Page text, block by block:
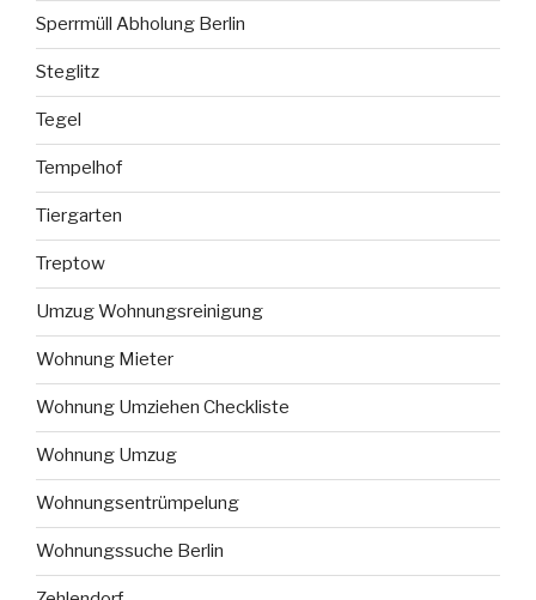
Sperrmüll Abholung Berlin
Steglitz
Tegel
Tempelhof
Tiergarten
Treptow
Umzug Wohnungsreinigung
Wohnung Mieter
Wohnung Umziehen Checkliste
Wohnung Umzug
Wohnungsentrümpelung
Wohnungssuche Berlin